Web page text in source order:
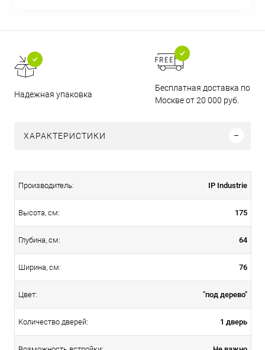
Надежная упаковка
Бесплатная доставка по
Москве от 20 000 руб.
ХАРАКТЕРИСТИКИ
Производитель: IP Industrie
Высота, см: 175
Глубина, см: 64
Ширина, см: 76
Цвет: "под дерево"
Количество дверей: 1 дверь